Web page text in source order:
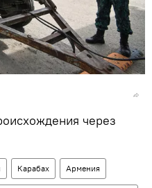
через
Карабах Армения